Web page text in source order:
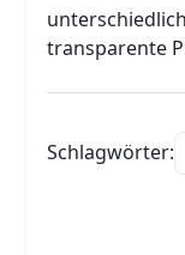
transparente
Schlagwörter: